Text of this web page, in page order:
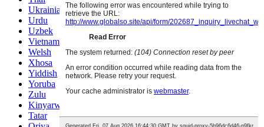
Ukrainian
Urdu
Uzbek
Vietnamese
Welsh
Xhosa
Yiddish
Yoruba
Zulu
Kinyarwanda
Tatar